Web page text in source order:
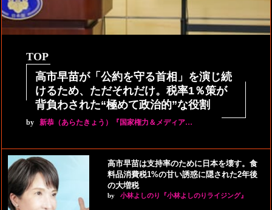
TOP
高市早苗が「公約を守る首相」を演じ続
けるため、ただそれだけ。税率1％策が
背負わされた“極めて政治的”な役割
by 新恭（あらたきょう）『国家権力＆メディア…
高市早苗は支持率のために日本を壊す。食
料品消費税1%の甘い誘惑に隠された2年後
の大増税
by 小林よしのり『小林よしのりライジング』